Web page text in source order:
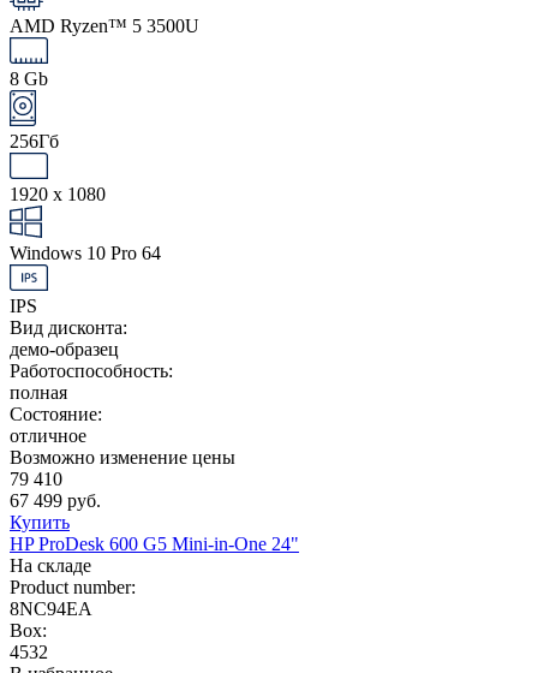
AMD Ryzen™ 5 3500U
8 Gb
256Гб
1920 x 1080
Windows 10 Pro 64
IPS
Вид дисконта:
демо-образец
Работоспособность:
полная
Состояние:
отличное
Возможно изменение цены
79 410
67 499 руб.
Купить
HP ProDesk 600 G5 Mini-in-One 24"
На складе
Product number:
8NC94EA
Box:
4532